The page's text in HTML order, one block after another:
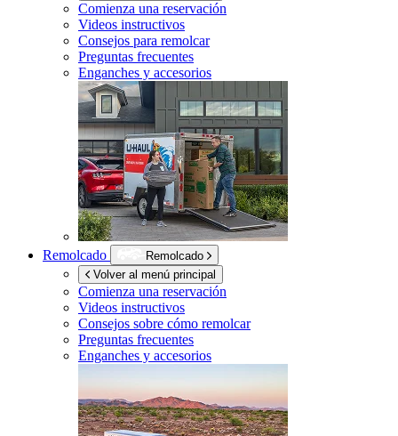
Comienza una reservación
Videos instructivos
Consejos para remolcar
Preguntas frecuentes
Enganches y accesorios
Remolcado
Remolcado
Volver al menú principal
Comienza una reservación
Videos instructivos
Consejos sobre cómo remolcar
Preguntas frecuentes
Enganches y accesorios